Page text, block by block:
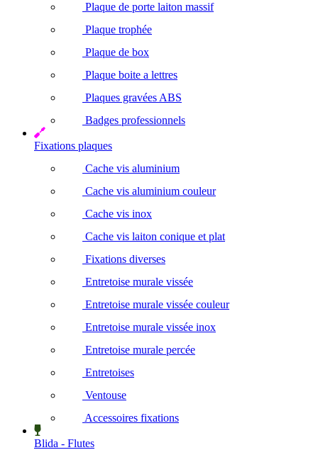
Plaque de porte laiton massif
Plaque trophée
Plaque de box
Plaque boite a lettres
Plaques gravées ABS
Badges professionnels
Fixations plaques
Cache vis aluminium
Cache vis aluminium couleur
Cache vis inox
Cache vis laiton conique et plat
Fixations diverses
Entretoise murale vissée
Entretoise murale vissée couleur
Entretoise murale vissée inox
Entretoise murale percée
Entretoises
Ventouse
Accessoires fixations
Blida - Flutes